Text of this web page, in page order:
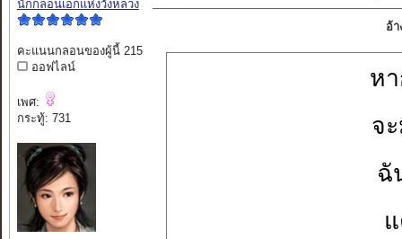
นักกลอนเอกแห่งวังหลวง
คะแนนกลอนของผู้นี้ 215
ออฟไลน์
เพศ:
กระทู้: 731
อ้
ห
จ
ฉั